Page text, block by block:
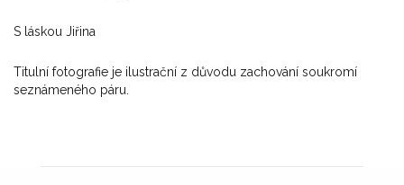
S láskou Jiřina
Titulní fotografie je ilustrační z důvodu zachování soukromí
seznámeného páru.